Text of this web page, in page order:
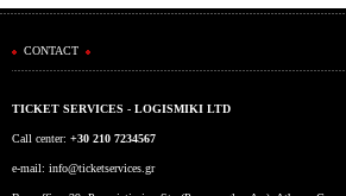
CONTACT
TICKET SERVICES - LOGISMIKI LTD
Call center: +30 210 7234567
e-mail: info@ticketservices.gr